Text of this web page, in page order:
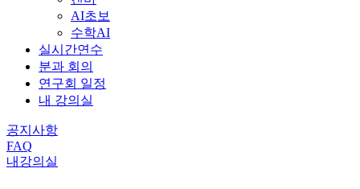
AI초보
수학AI
실시간연수
분과 회의
연구회 일정
내 강의실
공지사항
FAQ
내강의실